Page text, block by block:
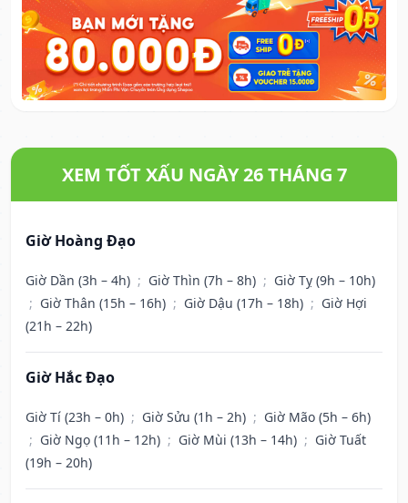
XEM TỐT XẤU NGÀY 26 THÁNG 7
Giờ Hoàng Đạo
Giờ Dần (3h – 4h) ; Giờ Thìn (7h – 8h) ; Giờ Tỵ (9h – 10h)
; Giờ Thân (15h – 16h) ; Giờ Dậu (17h – 18h) ; Giờ Hợi
(21h – 22h)
Giờ Hắc Đạo
Giờ Tí (23h – 0h) ; Giờ Sửu (1h – 2h) ; Giờ Mão (5h – 6h)
; Giờ Ngọ (11h – 12h) ; Giờ Mùi (13h – 14h) ; Giờ Tuất
(19h – 20h)